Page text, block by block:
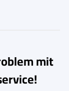
mit